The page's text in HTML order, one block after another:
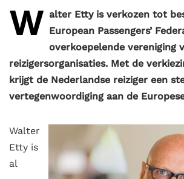
W alter Etty is verkozen tot
European Passengers’
overkoepelende vereniging
reizigersorganisaties. Met de
krijgt de Nederlandse reiziger een
vertegenwoordiging aan de
Walter
Etty is
al